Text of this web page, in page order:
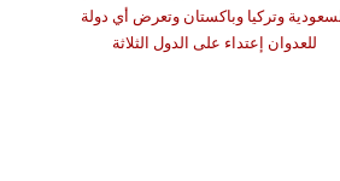
وتركيا وباكستان وتعرض أي دولة
للعدوان إعتداء على الدول الثلاثة